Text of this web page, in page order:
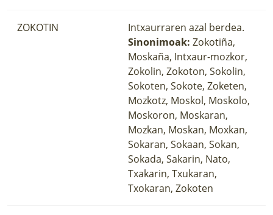
ZOKOTIN
Intxaurraren azal berdea.
Sinonimoak: Zokotiña,
Moskaña, Intxaur-mozkor,
Zokolin, Zokoton, Sokolin,
Sokoten, Sokote, Zoketen,
Mozkotz, Moskol, Moskolo,
Moskoron, Moskaran,
Mozkan, Moskan, Moxkan,
Sokaran, Sokaan, Sokan,
Sokada, Sakarin, Nato,
Txakarin, Txukaran,
Txokaran, Zokoten